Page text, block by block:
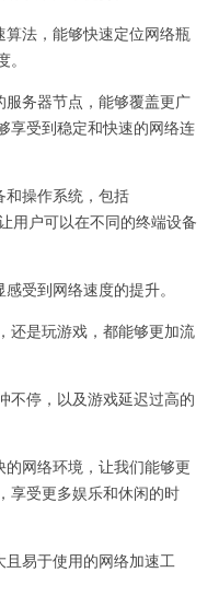
法，能够快速定位网络瓶
务器节点，能够覆盖更广
享受到稳定和快速的网络连
操作系统，包括
用户可以在不同的终端设备
受到网络速度的提升。
是玩游戏，都能够更加流
停，以及游戏延迟过高的
网络环境，让我们能够更
享受更多娱乐和休闲的时
易于使用的网络加速工